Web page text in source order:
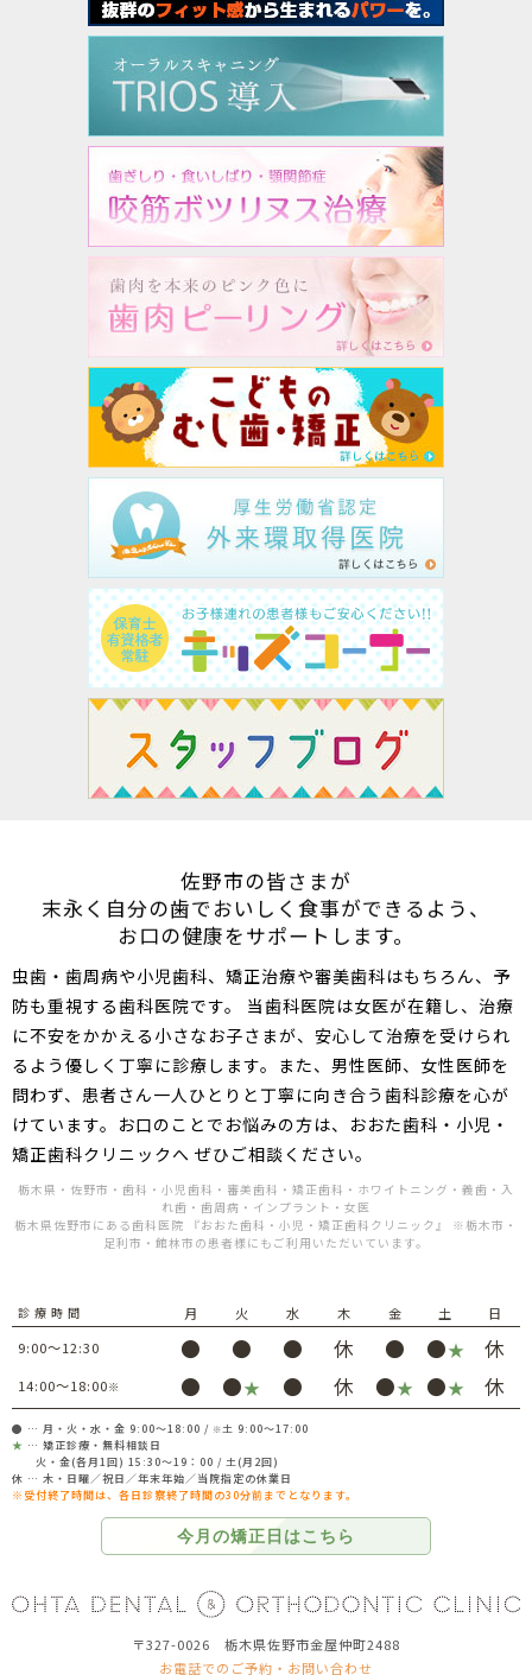
佐野市の皆さまが
末永く自分の歯でおいしく食事ができるよう、
お口の健康をサポートします。
虫歯 ・ 歯周病や小児歯科、 矯正治療や審美歯科はもちろん、 予
防も重視する歯科医院です。 当歯科医院は女医が在籍し、治療
に不安をかかえる小さなお子さまが、安心して治療を受けられ
るよう優しく丁寧に診療します。 また、男性医師、女性医師を
問わず、患者さん一人ひとりと丁寧に向き合う歯科診療を心が
けています。 お口のことでお悩みの方は、おおた歯科・小児・
矯正歯科クリニックへ ぜひご相談ください。
栃木県・佐野市・歯科・小児歯科・審美歯科・矯正歯科・ホワイトニング・義歯・入
れ歯・歯周病・インプラント・女医
栃木県佐野市にある歯科医院 『おおた歯科・小児・矯正歯科クリニック』 ※栃木市・
足利市・館林市の患者様にもご利用いただいています。
診 療 時 間 月 火 水 木 金 土
日
9:00～12:30
● ● ● 休 ● ●★ 休
14:00～18:00※ ● ●★ ● 休 ●★ ●★ 休
● … 月・火・水・金 9:00～18:00 / ※土 9:00～17:00
★ … 矯正診療・無料相談日
火・金(各月1回) 15:30～19：00 / 土(月2回)
休 … 木・日曜／祝日／年末年始／当院指定の休業日
※受付終了時間は、各日診察終了時間の30分前までとなります。
今月の矯正日はこちら
〒327-0026 栃木県佐野市金屋仲町2488
お電話でのご予約・お問い合わせ